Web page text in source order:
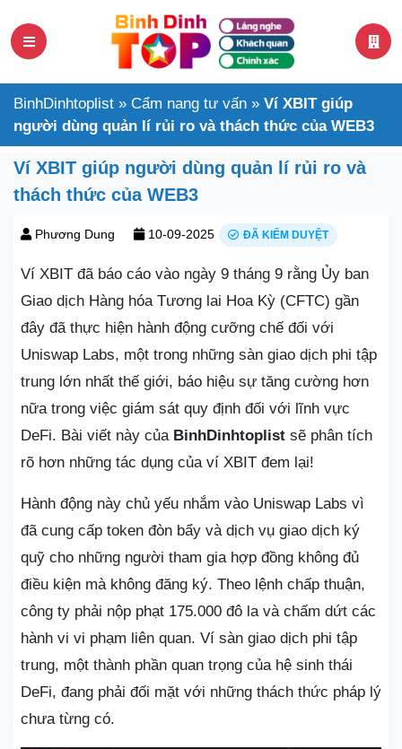
BinhDinhtoplist » Cẩm nang tư vấn » Ví XBIT giúp
người dùng quản lí rủi ro và thách thức của WEB3
Ví XBIT giúp người dùng quản lí rủi ro và
thách thức của WEB3
Phương Dung 10-09-2025 ĐÃ KIỂM DUYỆT
Ví XBIT đã báo cáo vào ngày 9 tháng 9 rằng Ủy ban
Giao dịch Hàng hóa Tương lai Hoa Kỳ (CFTC) gần
đây đã thực hiện hành động cưỡng chế đối với
Uniswap Labs, một trong những sàn giao dịch phi tập
trung lớn nhất thế giới, báo hiệu sự tăng cường hơn
nữa trong việc giám sát quy định đối với lĩnh vực
DeFi. Bài viết này của BinhDinhtoplist sẽ phân tích
rõ hơn những tác dụng của ví XBIT đem lại!
Hành động này chủ yếu nhắm vào Uniswap Labs vì
đã cung cấp token đòn bẩy và dịch vụ giao dịch ký
quỹ cho những người tham gia hợp đồng không đủ
điều kiện mà không đăng ký. Theo lệnh chấp thuận,
công ty phải nộp phạt 175.000 đô la và chấm dứt các
hành vi vi phạm liên quan. Ví sàn giao dịch phi tập
trung, một thành phần quan trọng của hệ sinh thái
DeFi, đang phải đối mặt với những thách thức pháp lý
chưa từng có.